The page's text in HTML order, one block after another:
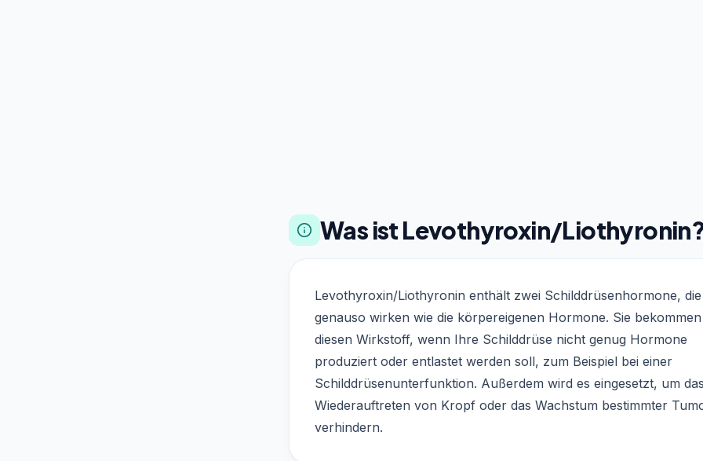
Was ist Levothyroxin/
Levothyroxin/Liothyronin enthält zwei Schilddrüsenhormone, die
genauso wirken wie die körpereigenen Hormone. Sie bekommen
diesen Wirkstoff, wenn Ihre Schilddrüse nicht genug Hormone
produziert oder entlastet werden soll, zum Beispiel bei einer
Schilddrüsenunterfunktion. Außerdem wird es eingesetzt, um
Wiederauftreten von Kropf oder das Wachstum bestimmter
verhindern.